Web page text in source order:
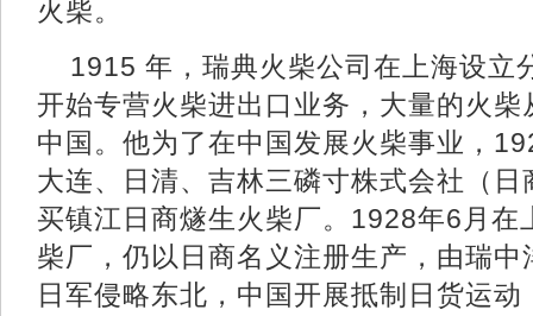
火柴。
1915 年，瑞典火柴公司在上海设
开始专营火柴进出口业务，大量的火
中国。他为了在中国发展火柴事业，
大连、日清、吉林三磷寸株式会社（
买镇江日商燧生火柴厂。1928年6月在
柴厂，仍以日商名义注册生产，由瑞
日军侵略东北，中国开展抵制日货运